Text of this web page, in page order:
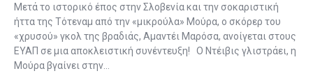
Μετά το ιστορικό έπος στην Σλοβενία και την σοκαριστική
ήττα της Τότεναμ από την «μικρούλα» Μούρα, ο σκόρερ του
«χρυσού» γκολ της βραδιάς, Αμαντέι Μαρόσα, ανοίγεται στους
ΕΥΑΠ σε μια αποκλειστική συνέντευξη! Ο Ντέιβις γλιστράει, η
Μούρα βγαίνει στην…